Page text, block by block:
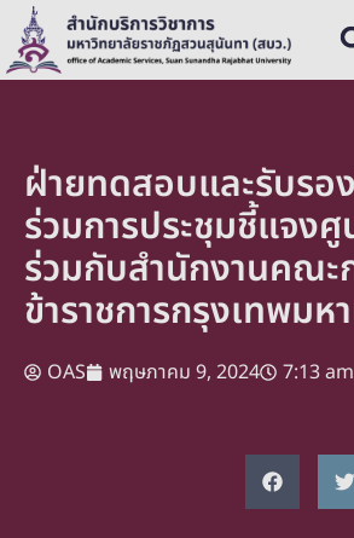
ฝ่ายทดสอบและรับรอ
ร่วมการประชุมชี้แจง
ร่วมกับสำนักงานคณะ
ข้าราชการกรุงเทพมห
OAS พฤษภาคม 9, 2024
7:13 am